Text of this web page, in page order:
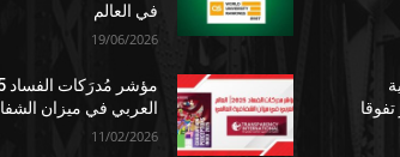
في العالم
19/06/2026
العربي في ميزان
11/02/2026
تفوقا